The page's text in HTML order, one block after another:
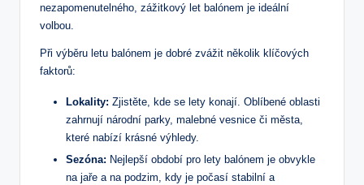
nezapomenutelného, zážitkový let⁢ balónem ⁣je ​ideální
‌volbou.
Při výběru letu balónem je dobré‌ zvážit několik ⁤klíčových
faktorů:⁣
Lokality: Zjistěte, ​kde⁢ se⁤ lety konají. Oblíbené‍ oblasti
zahrnují národní parky, malebné⁢ vesnice či města,
které ‌nabízí krásné výhledy.
Sezóna: Nejlepší⁢ období pro lety​ balónem ⁢je‌ obvykle
na ⁤jaře​ a⁢ na podzim, kdy je počasí stabilní a ​